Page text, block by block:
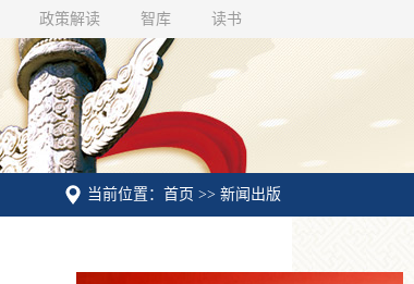
政策解读 智库 读书
当前位置：首页 >> 新闻出版